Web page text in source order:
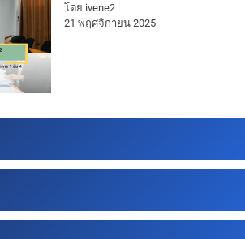
โดย ivene2
21 พฤศจิกายน 2025